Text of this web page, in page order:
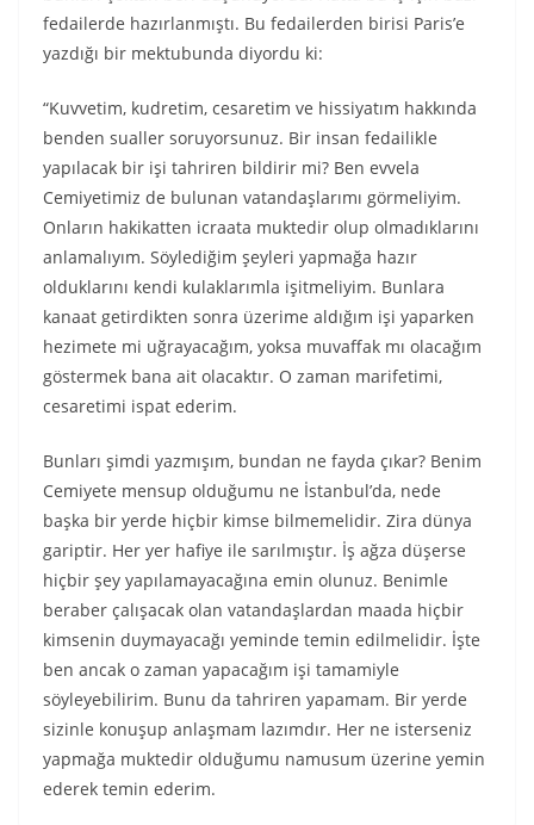
fedailerde hazırlanmıştı. Bu fedailerden birisi Paris’e
yazdığı bir mektubunda diyordu ki:
“Kuvvetim, kudretim, cesaretim ve hissiyatım hakkında
benden sualler soruyorsunuz. Bir insan fedailikle
yapılacak bir işi tahriren bildirir mi? Ben evvela
Cemiyetimiz de bulunan vatandaşlarımı görmeliyim.
Onların hakikatten icraata muktedir olup olmadıklarını
anlamalıyım. Söylediğim şeyleri yapmağa hazır
olduklarını kendi kulaklarımla işitmeliyim. Bunlara
kanaat getirdikten sonra üzerime aldığım işi yaparken
hezimete mi uğrayacağım, yoksa muvaffak mı olacağım
göstermek bana ait olacaktır. O zaman marifetimi,
cesaretimi ispat ederim.
Bunları şimdi yazmışım, bundan ne fayda çıkar? Benim
Cemiyete mensup olduğumu ne İstanbul’da, nede
başka bir yerde hiçbir kimse bilmemelidir. Zira dünya
gariptir. Her yer hafiye ile sarılmıştır. İş ağza düşerse
hiçbir şey yapılamayacağına emin olunuz. Benimle
beraber çalışacak olan vatandaşlardan maada hiçbir
kimsenin duymayacağı yeminde temin edilmelidir. İşte
ben ancak o zaman yapacağım işi tamamiyle
söyleyebilirim. Bunu da tahriren yapamam. Bir yerde
sizinle konuşup anlaşmam lazımdır. Her ne isterseniz
yapmağa muktedir olduğumu namusum üzerine yemin
ederek temin ederim.